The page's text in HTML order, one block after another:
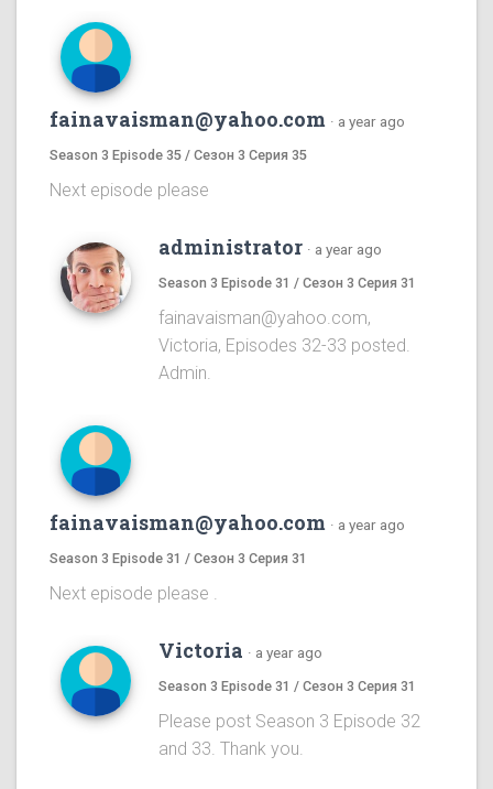
fainavaisman@yahoo.com · a year ago
Season 3 Episode 35 / Сезон 3 Серия 35
Next episode please
administrator · a year ago
Season 3 Episode 31 / Сезон 3 Серия 31
fainavaisman@yahoo.com,
Victoria, Episodes 32-33 posted.
Admin.
fainavaisman@yahoo.com · a year ago
Season 3 Episode 31 / Сезон 3 Серия 31
Next episode please .
Victoria · a year ago
Season 3 Episode 31 / Сезон 3 Серия 31
Please post Season 3 Episode 32
and 33. Thank you.